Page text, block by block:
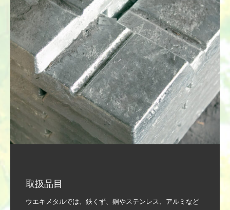
取扱品目
ウエキメタルでは、鉄くず、銅やステンレス、アルミなど